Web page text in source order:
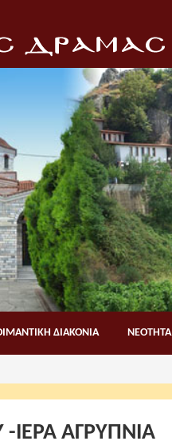
ΔΙΑΚΟΝΙΑ ΝΕΟΤΗΤΑ
ΙΕΡΑ ΑΓΡΥΠΝΙΑ